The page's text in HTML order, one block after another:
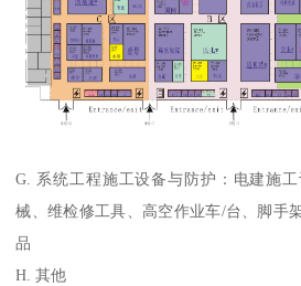
G. 系统工程施工设备与防护：电建施
械、维检修工具、高空作业车/台、脚手
品
H. 其他